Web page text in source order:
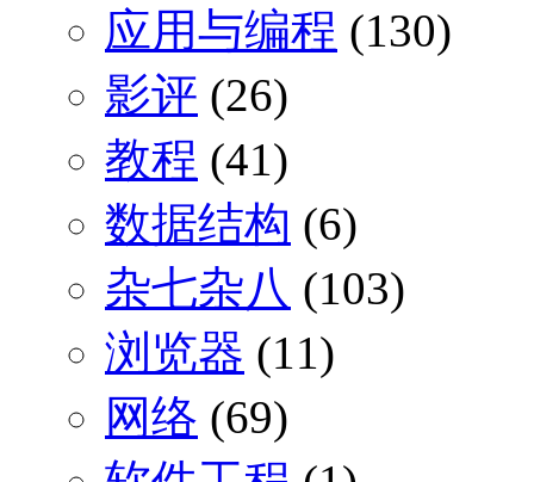
应用与编程 (130)
影评 (26)
教程 (41)
数据结构 (6)
杂七杂八 (103)
浏览器 (11)
网络 (69)